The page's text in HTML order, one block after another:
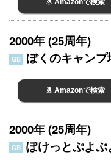
Amazonで検索
2000年 (25周年)
GB ぼくのキャンプ
Amazonで検索
2000年 (25周年)
GB ぽけっとぷよぷ